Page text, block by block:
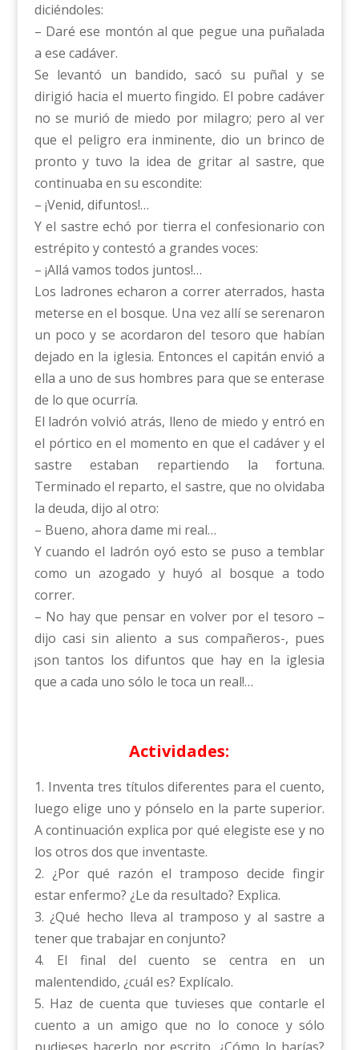
diciéndoles:
– Daré ese montón al que pegue una puñalada
a ese cadáver.
Se levantó un bandido, sacó su puñal y se
dirigió hacia el muerto fingido. El pobre cadáver
no se murió de miedo por milagro; pero al ver
que el peligro era inminente, dio un brinco de
pronto y tuvo la idea de gritar al sastre, que
continuaba en su escondite:
– ¡Venid, difuntos!…
Y el sastre echó por tierra el confesionario con
estrépito y contestó a grandes voces:
– ¡Allá vamos todos juntos!…
Los ladrones echaron a correr aterrados, hasta
meterse en el bosque. Una vez allí se serenaron
un poco y se acordaron del tesoro que habían
dejado en la iglesia. Entonces el capitán envió a
ella a uno de sus hombres para que se enterase
de lo que ocurría.
El ladrón volvió atrás, lleno de miedo y entró en
el pórtico en el momento en que el cadáver y el
sastre estaban repartiendo la fortuna.
Terminado el reparto, el sastre, que no olvidaba
la deuda, dijo al otro:
– Bueno, ahora dame mi real…
Y cuando el ladrón oyó esto se puso a temblar
como un azogado y huyó al bosque a todo
correr.
– No hay que pensar en volver por el tesoro –
dijo casi sin aliento a sus compañeros-, pues
¡son tantos los difuntos que hay en la iglesia
que a cada uno sólo le toca un real!…
Actividades:
1. Inventa tres títulos diferentes para el cuento,
luego elige uno y pónselo en la parte superior.
A continuación explica por qué elegiste ese y no
los otros dos que inventaste.
2. ¿Por qué razón el tramposo decide fingir
estar enfermo? ¿Le da resultado? Explica.
3. ¿Qué hecho lleva al tramposo y al sastre a
tener que trabajar en conjunto?
4. El final del cuento se centra en un
malentendido, ¿cuál es? Explícalo.
5. Haz de cuenta que tuvieses que contarle el
cuento a un amigo que no lo conoce y sólo